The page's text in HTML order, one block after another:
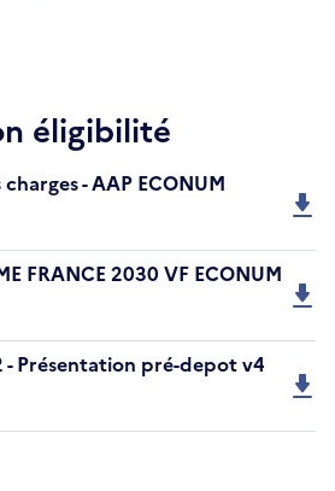
éligibilité
- AAP ECONUM
FRANCE 2030 VF ECONUM
- Présentation pré-depot v4